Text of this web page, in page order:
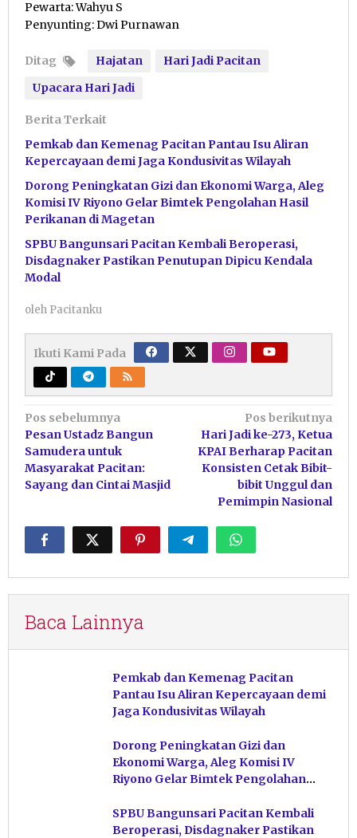
Pewarta: Wahyu S
Penyunting: Dwi Purnawan
Ditag Hajatan
Hari Jadi Pacitan
Upacara Hari Jadi
Berita Terkait
Pemkab dan Kemenag Pacitan Pantau Isu Aliran
Kepercayaan demi Jaga Kondusivitas Wilayah
Dorong Peningkatan Gizi dan Ekonomi Warga, Aleg
Komisi IV Riyono Gelar Bimtek Pengolahan Hasil
Perikanan di Magetan
SPBU Bangunsari Pacitan Kembali Beroperasi,
Disdagnaker Pastikan Penutupan Dipicu Kendala
Modal
oleh Pacitanku
Ikuti Kami Pada
Navigasi
pos
Pos sebelumnya
Pesan Ustadz Bangun
Samudera untuk
Masyarakat Pacitan:
Sayang dan Cintai Masjid
Pos berikutnya
Hari Jadi ke-273, Ketua
KPAI Berharap Pacitan
Konsisten Cetak Bibit-
bibit Unggul dan
Pemimpin Nasional
Baca Lainnya
Pemkab dan Kemenag Pacitan
Pantau Isu Aliran Kepercayaan demi
Jaga Kondusivitas Wilayah
Dorong Peningkatan Gizi dan
Ekonomi Warga, Aleg Komisi IV
Riyono Gelar Bimtek Pengolahan
SPBU Bangunsari Pacitan Kembali
Beroperasi, Disdagnaker Pastikan